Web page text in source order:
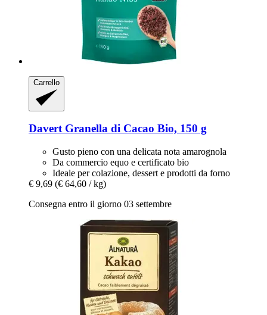
Carrello
DavertGranella di Cacao Bio, 150 g
Gusto pieno con una delicata nota amarognola
Da commercio equo e certificato bio
Ideale per colazione, dessert e prodotti da forno
€ 9,69 (€ 64,60 / kg)
Consegna entro il giorno 03 settembre